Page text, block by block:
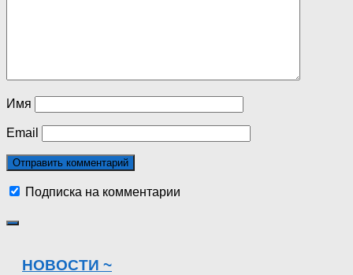
Имя
Email
Подписка на комментарии
НОВОСТИ ~